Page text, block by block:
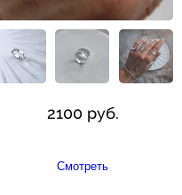
2100 руб.
Смотреть